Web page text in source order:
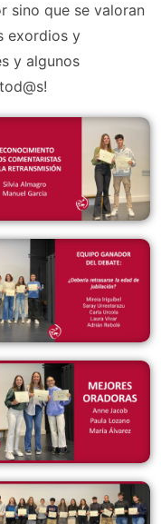
sino que se valoran
exordios y
y algunos